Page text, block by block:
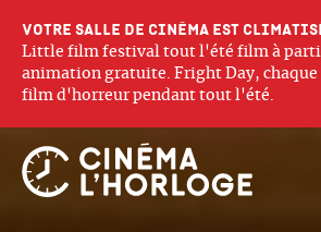
Votre salle de cinéma est
Little film festival tout l'été film à partir
animation gratuite. Fright Day, chaque
film d'horreur pendant tout l'été.